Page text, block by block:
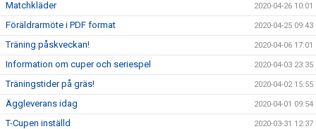
Matchkläder 2020-04-26 10:01
Föräldrarmöte i PDF format 2020-04-25 09:43
Träning påskveckan! 2020-04-06 17:01
Information om cuper och seriespel 2020-04-03 23:35
Träningstider på gräs! 2020-04-02 15:55
Äggleverans idag 2020-04-01 09:54
T-Cupen inställd 2020-03-31 12:37